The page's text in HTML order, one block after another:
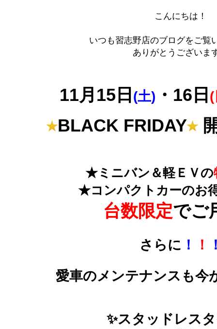
​​​こんにちは！
いつも習志野店のブログをご覧
ありがとうございま
11月15日 (土) ・16日
BLACK FRIDAY
★ミニバン＆軽ＥＶの
★コンパクトカーのお
台数限定でご
さらに ！ ！
愛車のメンテナンスも今
✨スタッドレス